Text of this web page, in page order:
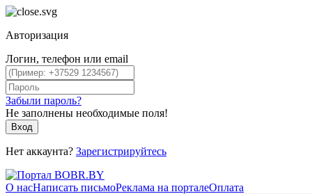
Авторизация
Логин, телефон или email
Забыли пароль?
Не заполнены необходимые поля!
Вход
Нет аккаунта? Зарегистрируйтесь
О насНаписать письмоРеклама на порталеОплата